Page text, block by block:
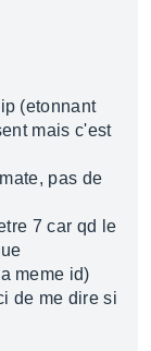
(etonnant
mais c'est
pas de
7 car qd le
meme id)
de me dire si